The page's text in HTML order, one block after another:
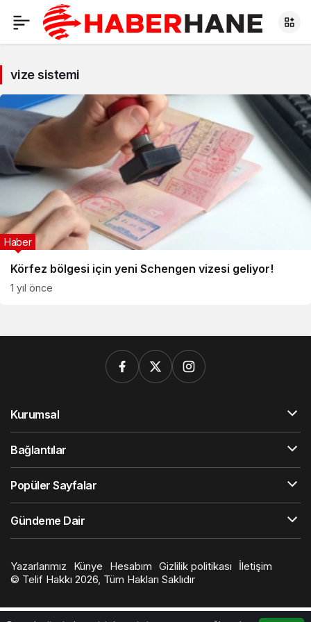
vize sistemi
Körfez bölgesi için yeni Schengen vizesi geliyor!
Haber
1 yıl önce
Kurumsal
Bağlantılar
Popüler Sayfalar
Gündeme Dair
Yazarlarımız Künye Hesabım Gizlilik politikası
İletişim
© Telif Hakkı 2026, Tüm Hakları Saklıdır